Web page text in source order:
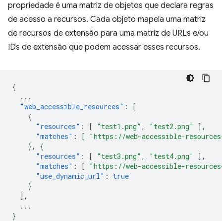
propriedade é uma matriz de objetos que declara regras
de acesso a recursos. Cada objeto mapeia uma matriz
de recursos de extensão para uma matriz de URLs e/ou
IDs de extensão que podem acessar esses recursos.
{
...
"web_accessible_resources" :
[
{
"resources" : [ "test1.png" , "test2.png"
],
"matches" : [
"https://web-accessible-
},
{
"resources" : [ "test3.png" , "test4.png"
],
"matches" : [
"https://web-accessible-
"use_dynamic_url" :
true
}
],
...
}